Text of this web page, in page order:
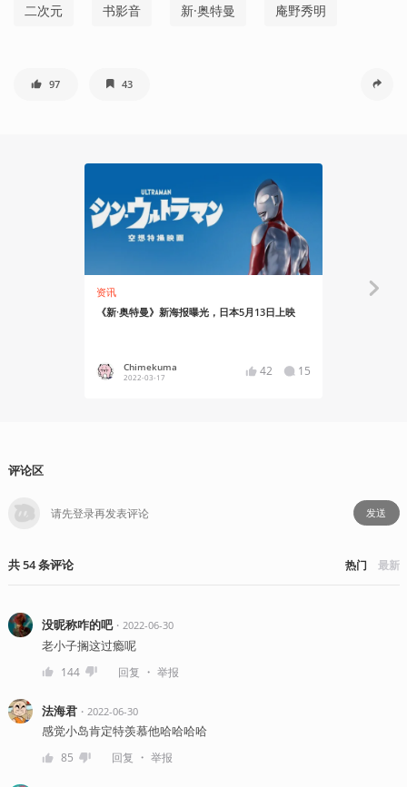
二次元 书影音 新·奥特曼 庵野秀明
97 43
资讯
《新·奥特曼》新海报曝光，日本5月13日上映
Chimekuma
2022-03-17 42 15
银屏系漫游
评论区
发送
共54条评论 热门 最新
没昵称咋的吧・ 2022-06-30
老小子搁这过瘾呢
144 回复 ・ 举报
法海君・ 2022-06-30
感觉小岛肯定特羡慕他哈哈哈哈
85 回复 ・ 举报